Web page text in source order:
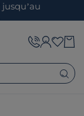
jusqu’au